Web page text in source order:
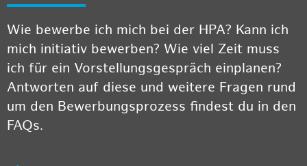
Wie bewerbe ich mich bei der HPA? Kann ich
mich initiativ bewerben? Wie viel Zeit muss
ich für ein Vorstellungsgespräch einplanen?
Antworten auf diese und weitere Fragen rund
um den Bewerbungsprozess findest du in den
FAQs.